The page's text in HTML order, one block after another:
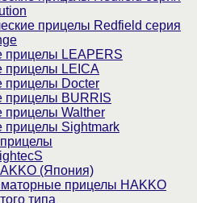
прицелы Redfield серия
прицелы LEAPERS
прицелы LEICA
прицелы Docter
прицелы BURRIS
прицелы Walther
прицелы Sightmark
(Япония)
прицелы HAKKO
типа